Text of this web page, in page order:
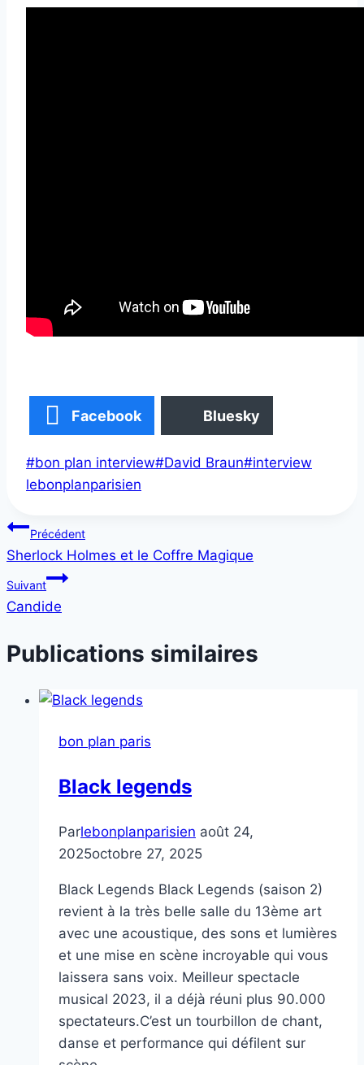
Facebook Bluesky
Étiquettes
de
publication :
#bon plan interview#David Braun#interview
lebonplanparisien
Navigation
de
l’article
Précédent
Sherlock Holmes et le Coffre Magique
Suivant
Candide
Publications similaires
bon plan paris
Black legends
Parlebonplanparisien août 24,
2025octobre 27, 2025
Black Legends Black Legends (saison 2)
revient à la très belle salle du 13ème art
avec une acoustique, des sons et lumières
et une mise en scène incroyable qui vous
laissera sans voix. Meilleur spectacle
musical 2023, il a déjà réuni plus 90.000
spectateurs.C’est un tourbillon de chant,
danse et performance qui défilent sur